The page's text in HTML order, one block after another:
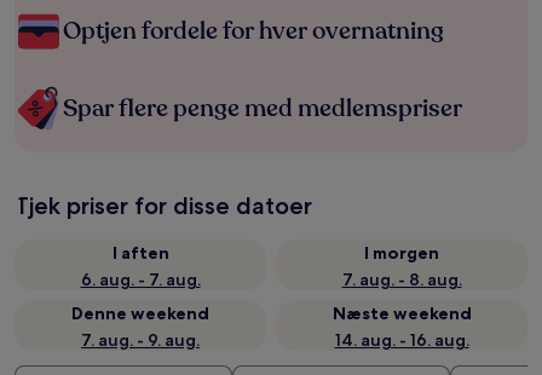
Optjen fordele for hver overnatning
Spar flere penge med medlemspriser
Tjek priser for disse datoer
I aften
6. aug. - 7. aug.
I morgen
7. aug. - 8. aug.
Denne weekend
7. aug. - 9. aug.
Næste weekend
14. aug. - 16. aug.